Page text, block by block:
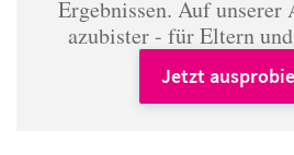
Ergebnissen. Auf
azubister - für Eltern
Jetzt